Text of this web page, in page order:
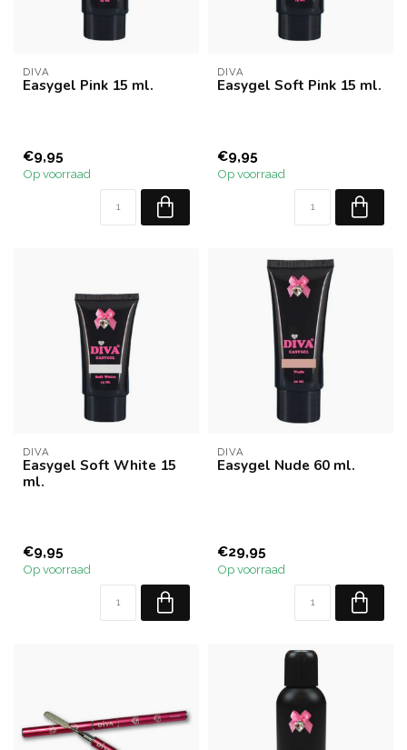
DIVA
Easygel Pink 15 ml.
€9,95
Op voorraad
DIVA
Easygel Soft Pink 15 ml.
€9,95
Op voorraad
DIVA
Easygel Soft White 15
ml.
€9,95
Op voorraad
DIVA
Easygel Nude 60 ml.
€29,95
Op voorraad